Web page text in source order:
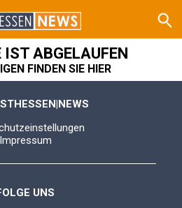
ABGELAUFEN
FINDEN SIE HIER
Impressum
UNS